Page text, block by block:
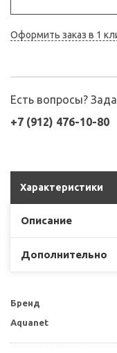
Оформить заказ в 1
Есть вопросы?
+7 (912) 476-10-80
Характеристики
Описание
Дополнительно
Бренд
Aquanet